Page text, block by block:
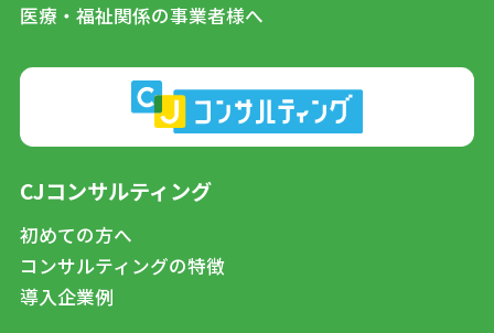
医療・福祉関係の事業者様へ
CJコンサルティング
初めての方へ
コンサルティングの特徴
導入企業例